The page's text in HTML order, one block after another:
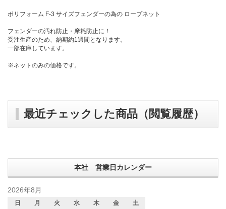
ポリフォーム F-3 サイズフェンダーの為の ロープネット
フェンダーの汚れ防止・摩耗防止に！
受注生産のため、納期約1週間となります。
一部在庫しています。
※ネットのみの価格です。
最近チェックした商品（閲覧履歴）
本社 営業日カレンダー
2026年8月
日 月 火 水 木 金
土